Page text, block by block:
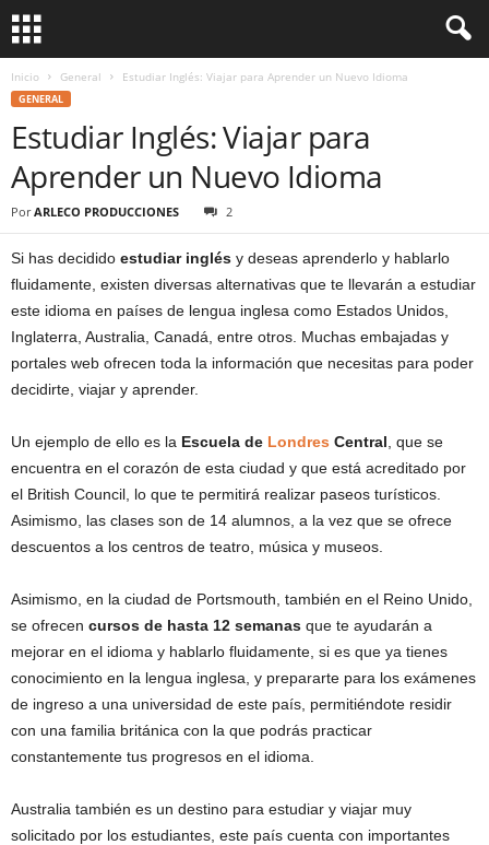
Inicio General Estudiar Inglés: Viajar para Aprender un Nuevo Idioma
GENERAL
Estudiar Inglés: Viajar para
Aprender un Nuevo Idioma
Por ARLECO PRODUCCIONES 2
Si has decidido estudiar inglés y deseas aprenderlo y hablarlo
fluidamente, existen diversas alternativas que te llevarán a estudiar
este idioma en países de lengua inglesa como Estados Unidos,
Inglaterra, Australia, Canadá, entre otros. Muchas embajadas y
portales web ofrecen toda la información que necesitas para poder
decidirte, viajar y aprender.
Un ejemplo de ello es la Escuela de Londres Central , que se
encuentra en el corazón de esta ciudad y que está acreditado por
el British Council, lo que te permitirá realizar paseos turísticos.
Asimismo, las clases son de 14 alumnos, a la vez que se ofrece
descuentos a los centros de teatro, música y museos.
Asimismo, en la ciudad de Portsmouth, también en el Reino Unido,
se ofrecen cursos de hasta 12 semanas que te ayudarán a
mejorar en el idioma y hablarlo fluidamente, si es que ya tienes
conocimiento en la lengua inglesa, y prepararte para los exámenes
de ingreso a una universidad de este país, permitiéndote residir
con una familia británica con la que podrás practicar
constantemente tus progresos en el idioma.
Australia también es un destino para estudiar y viajar muy
solicitado por los estudiantes, este país cuenta con importantes